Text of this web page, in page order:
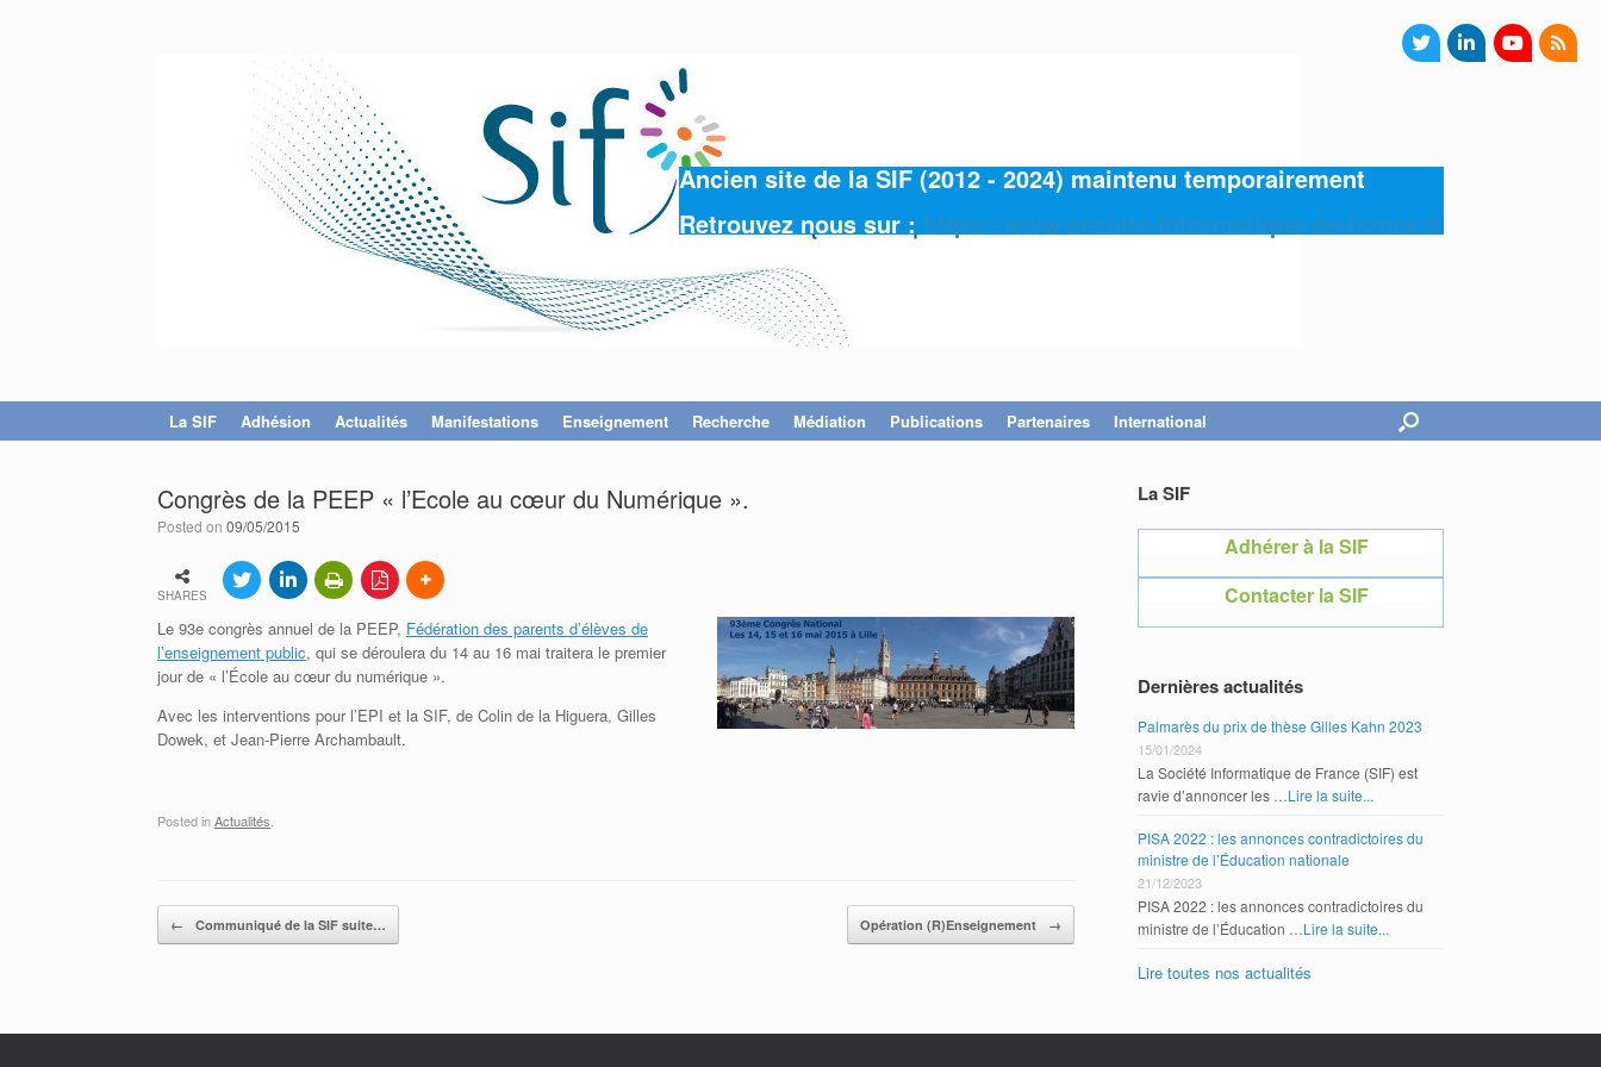
Ancien site de la SIF (2012 - 2024) maintenu temporairement
Retrouvez nous sur : https://www.societe-informatique-de-france.fr
La SIF Adhésion Actualités Manifestations Enseignement Recherche Médiation Publications Partenaires International
Congrès de la PEEP « l’Ecole au cœur du Numérique ».
Posted on 09/05/2015
SHARES
Le 93e congrès annuel de la PEEP, Fédération des parents d’élèves de
l’enseignement public, qui se déroulera du 14 au 16 mai traitera le premier
jour de « l’École au cœur du numérique ».
Avec les interventions pour l’EPI et la SIF, de Colin de la Higuera, Gilles
Dowek, et Jean-Pierre Archambault.
Posted inActualités
Post navigation
← Communiqué de la SIF suite… Opération (R)Enseignement →
La SIF
Adhérer à la SIF
Contacter la SIF
Contacter la SIF
Dernières actualités
Palmarès du prix de thèse Gilles Kahn 2023
15/01/2024
La Société Informatique de France (SIF) est
ravie d’annoncer les …Lire la suite...
PISA 2022 : les annonces contradictoires du
ministre de l’Éducation nationale
21/12/2023
PISA 2022 : les annonces contradictoires du
ministre de l’Éducation …Lire la suite...
Lire toutes nos actualités